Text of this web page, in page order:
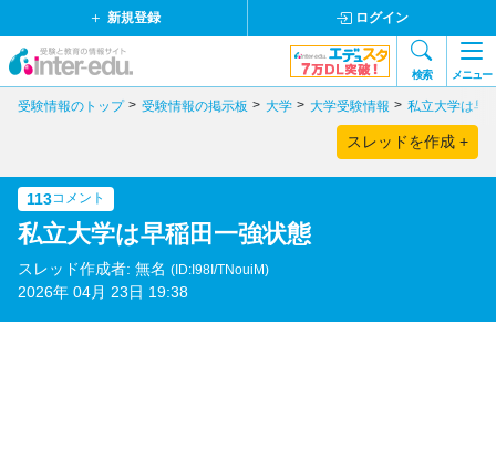
新規登録 ログイン
検索 メニュー
受験情報のトップ 受験情報の掲示板 大学 大学受験情報 私立大学は早
スレッドを作成 +
113コメント
私立大学は早稲田一強状態
スレッド作成者: 無名 (ID:I98I/TNouiM)
2026年 04月 23日 19:38